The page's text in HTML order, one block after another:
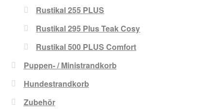
Rustikal 255 PLUS
Rustikal 295 Plus Teak Cosy
Rustikal 500 PLUS Comfort
Puppen- / Ministrandkorb
Hundestrandkorb
Zubehör